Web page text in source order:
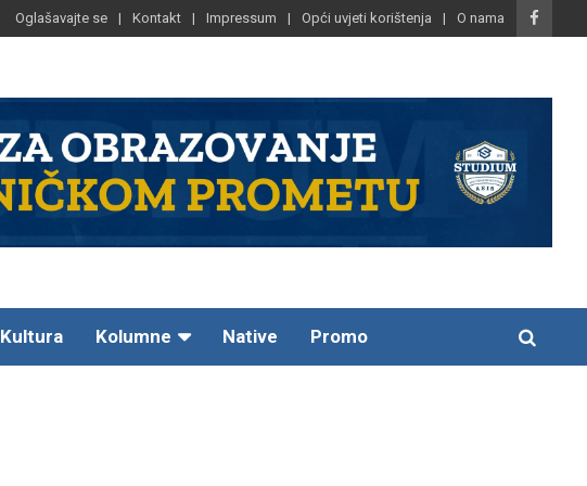
Oglašavajte se Kontakt Impressum Opći uvjeti korištenja O nama
Kultura Kolumne Native Promo